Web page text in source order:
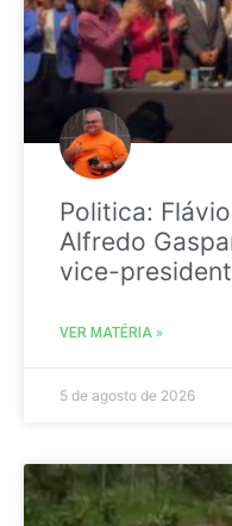
Politica:
Alfredo
vice-
VER MATÉRIA »
5 de agosto de 2026